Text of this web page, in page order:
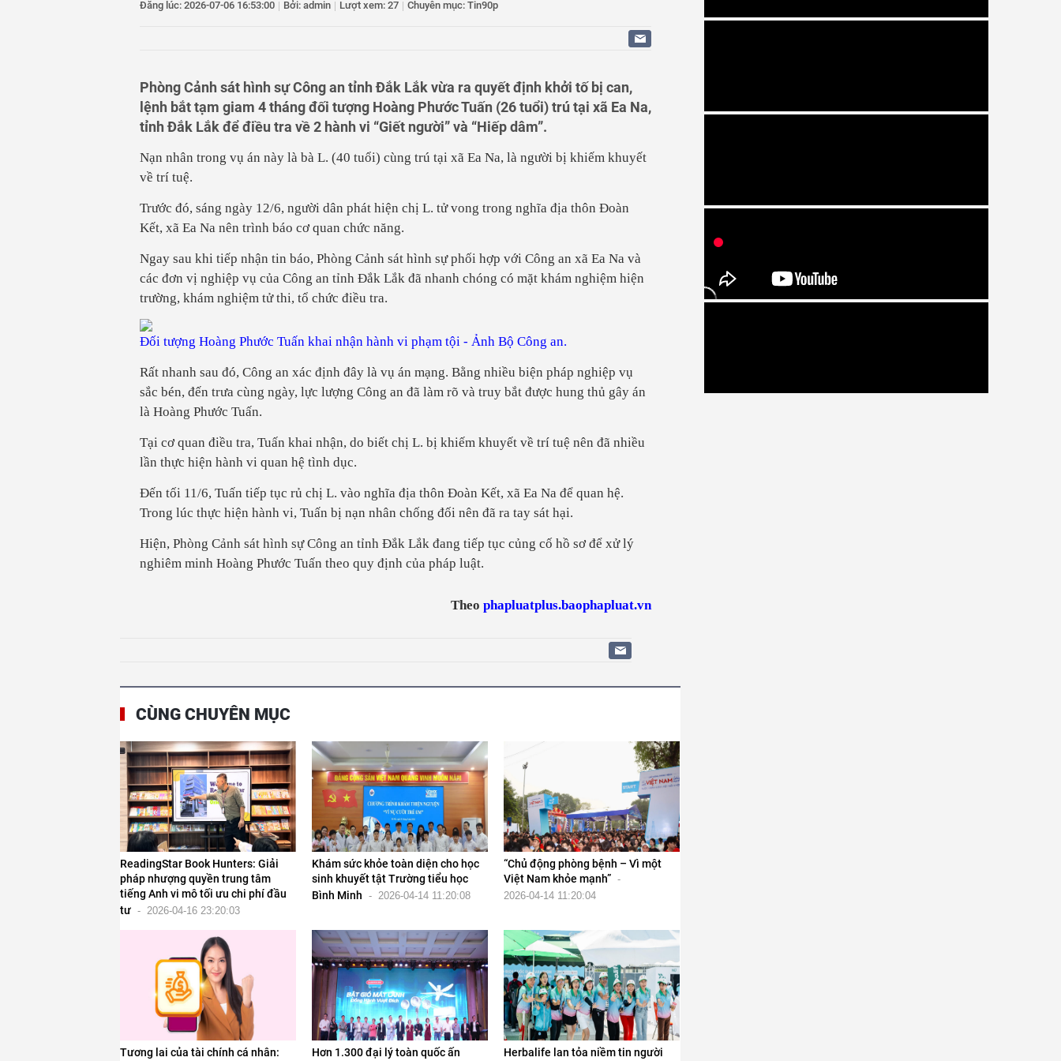
Đăng lúc: 2026-07-06 16:53:00 | Bởi: admin | Lượt xem: 27 | Chuyên mục: Tin90p
Phòng Cảnh sát hình sự Công an tỉnh Đắk Lắk vừa ra quyết định khởi tố bị can,
lệnh bắt tạm giam 4 tháng đối tượng Hoàng Phước Tuấn (26 tuổi) trú tại xã Ea Na,
tỉnh Đắk Lắk để điều tra về 2 hành vi “Giết người” và “Hiếp dâm”.
Nạn nhân trong vụ án này là bà L. (40 tuổi) cùng trú tại xã Ea Na, là người bị khiếm khuyết
về trí tuệ.
Trước đó, sáng ngày 12/6, người dân phát hiện chị L. tử vong trong nghĩa địa thôn Đoàn
Kết, xã Ea Na nên trình báo cơ quan chức năng.
Ngay sau khi tiếp nhận tin báo, Phòng Cảnh sát hình sự phối hợp với Công an xã Ea Na và
các đơn vị nghiệp vụ của Công an tỉnh Đắk Lắk đã nhanh chóng có mặt khám nghiệm hiện
trường, khám nghiệm tử thi, tổ chức điều tra.
Đối tượng Hoàng Phước Tuấn khai nhận hành vi phạm tội - Ảnh Bộ Công an.
Rất nhanh sau đó, Công an xác định đây là vụ án mạng. Bằng nhiều biện pháp nghiệp vụ
sắc bén, đến trưa cùng ngày, lực lượng Công an đã làm rõ và truy bắt được hung thủ gây án
là Hoàng Phước Tuấn.
Tại cơ quan điều tra, Tuấn khai nhận, do biết chị L. bị khiếm khuyết về trí tuệ nên đã nhiều
lần thực hiện hành vi quan hệ tình dục.
Đến tối 11/6, Tuấn tiếp tục rủ chị L. vào nghĩa địa thôn Đoàn Kết, xã Ea Na để quan hệ.
Trong lúc thực hiện hành vi, Tuấn bị nạn nhân chống đối nên đã ra tay sát hại.
Hiện, Phòng Cảnh sát hình sự Công an tỉnh Đắk Lắk đang tiếp tục củng cố hồ sơ để xử lý
nghiêm minh Hoàng Phước Tuấn theo quy định của pháp luật.
Theo phapluatplus.baophapluat.vn
CÙNG CHUYÊN MỤC
ReadingStar Book Hunters: Giải
pháp nhượng quyền trung tâm
tiếng Anh vi mô tối ưu chi phí đầu
tư - 2026-04-16 23:20:03
Khám sức khỏe toàn diện cho học
sinh khuyết tật Trường tiểu học
Bình Minh - 2026-04-14 11:20:08
“Chủ động phòng bệnh – Vì một
Việt Nam khỏe mạnh” -
2026-04-14 11:20:04
Tương lai của tài chính cá nhân: Hơn 1.300 đại lý toàn quốc ấn Herbalife lan tỏa niềm tin người